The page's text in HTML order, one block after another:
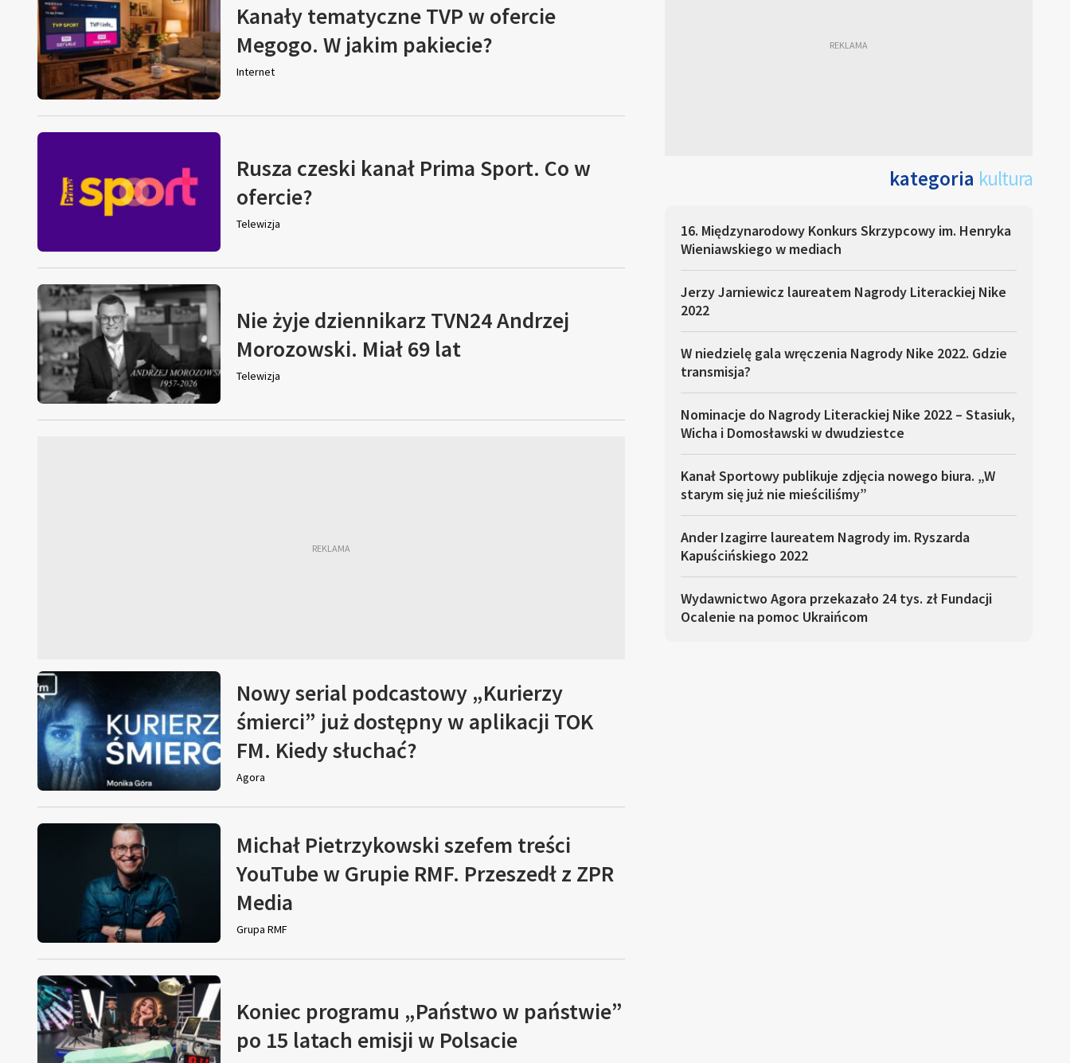
Kanały tematyczne TVP w ofercie
Megogo. W jakim pakiecie?
Internet
Rusza czeski kanał Prima Sport. Co w
ofercie?
Telewizja
Nie żyje dziennikarz TVN24 Andrzej
Morozowski. Miał 69 lat
Telewizja
Nowy serial podcastowy „Kurierzy
śmierci” już dostępny w aplikacji TOK
FM. Kiedy słuchać?
Agora
Michał Pietrzykowski szefem treści
YouTube w Grupie RMF. Przeszedł z ZPR
Media
Grupa RMF
Koniec programu „Państwo w państwie”
po 15 latach emisji w Polsacie
kategoria kultura
16. Międzynarodowy Konkurs Skrzypcowy im. Henryka
Wieniawskiego w mediach
Jerzy Jarniewicz laureatem Nagrody Literackiej Nike
2022
W niedzielę gala wręczenia Nagrody Nike 2022. Gdzie
transmisja?
Nominacje do Nagrody Literackiej Nike 2022 – Stasiuk,
Wicha i Domosławski w dwudziestce
Kanał Sportowy publikuje zdjęcia nowego biura. „W
starym się już nie mieściliśmy”
Ander Izagirre laureatem Nagrody im. Ryszarda
Kapuścińskiego 2022
Wydawnictwo Agora przekazało 24 tys. zł Fundacji
Ocalenie na pomoc Ukraińcom